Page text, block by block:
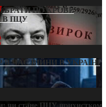
ПО КРОВІ:
В ПЦУ
ЧАС ВІЙНИ В УКРАЇНІ